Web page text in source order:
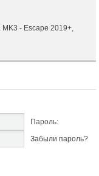
MK3 - Escape 2019+,
Пароль:
Забыли пароль?